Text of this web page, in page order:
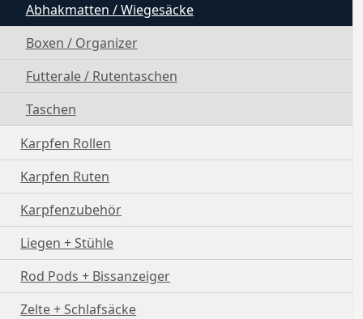
Abhakmatten / Wiegesäcke
Boxen / Organizer
Futterale / Rutentaschen
Taschen
Karpfen Rollen
Karpfen Ruten
Karpfenzubehör
Liegen + Stühle
Rod Pods + Bissanzeiger
Zelte + Schlafsäcke